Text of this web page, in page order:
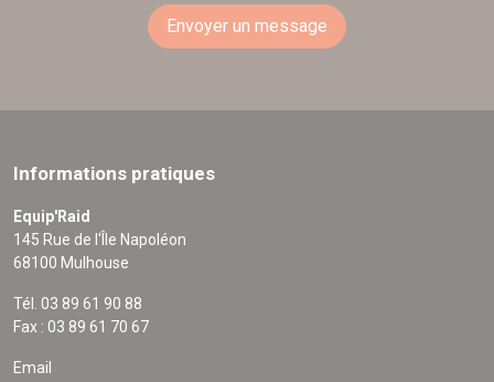
Envoyer un message
Informations pratiques
Equip'Raid
145 Rue de l'Île Napoléon
68100 Mulhouse
Tél. 03 89 61 90 88
Fax : 03 89 61 70 67
Email